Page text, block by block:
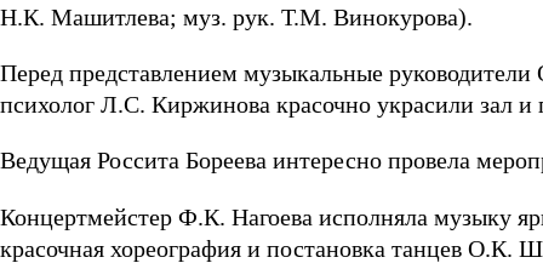
Н.К. Машитлева; муз. рук. Т.М. Винокурова).
Перед представлением музыкальные
психолог Л.С. Киржинова красочно украсили зал и
Ведущая Россита Бореева интересно провела
Концертмейстер Ф.К. Нагоева исполняла музыку
красочная хореография и постановка танцев О.К.